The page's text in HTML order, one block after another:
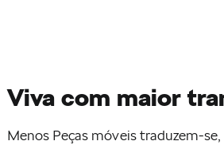
Viva com maior
Menos Peças móveis traduzem-